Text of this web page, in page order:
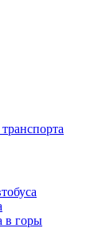
в горы